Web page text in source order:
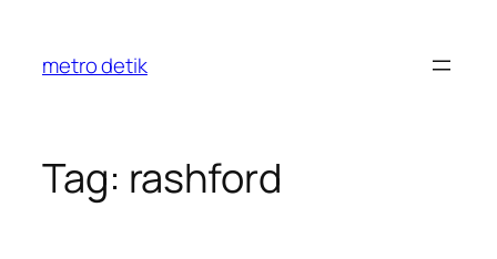
content
metro detik
Tag: rashford